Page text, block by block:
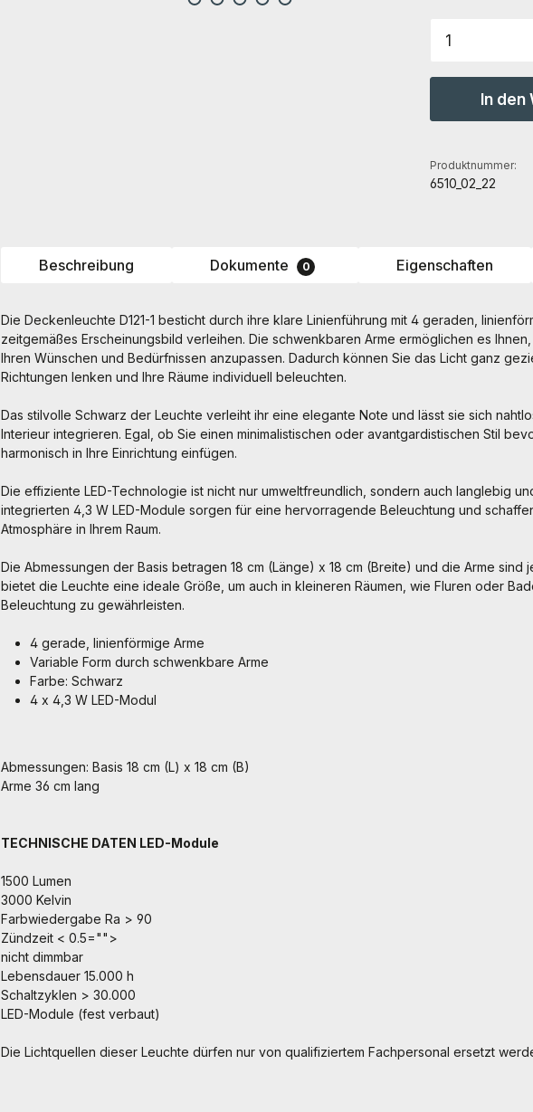
Produkt
In den
Produktnummer:
6510_02_22
Beschreibung Dokumente 0 Eigenschaften
Die Deckenleuchte D121-1 besticht durch ihre klare Linienführung mit 4 geraden,
zeitgemäßes Erscheinungsbild verleihen. Die schwenkbaren Arme ermöglichen es
Ihren Wünschen und Bedürfnissen anzupassen. Dadurch können Sie das Licht ganz
Richtungen lenken und Ihre Räume individuell beleuchten.
Das stilvolle Schwarz der Leuchte verleiht ihr eine elegante Note und lässt sie sich
Interieur integrieren. Egal, ob Sie einen minimalistischen oder avantgardistischen Stil
harmonisch in Ihre Einrichtung einfügen.
Die effiziente LED-Technologie ist nicht nur umweltfreundlich, sondern auch langlebig
integrierten 4,3 W LED-Module sorgen für eine hervorragende Beleuchtung und
Atmosphäre in Ihrem Raum.
Die Abmessungen der Basis betragen 18 cm (Länge) x 18 cm (Breite) und die Arme sind
bietet die Leuchte eine ideale Größe, um auch in kleineren Räumen, wie Fluren oder
Beleuchtung zu gewährleisten.
4 gerade, linienförmige Arme
Variable Form durch schwenkbare Arme
Farbe: Schwarz
4 x 4,3 W LED-Modul
Abmessungen: Basis 18 cm (L) x 18 cm (B)
Arme 36 cm lang
TECHNISCHE DATEN LED-Module
1500 Lumen
3000 Kelvin
Farbwiedergabe Ra > 90
Zündzeit < 0.5="">
nicht dimmbar
Lebensdauer 15.000 h
Schaltzyklen > 30.000
LED-Module (fest verbaut)
Die Lichtquellen dieser Leuchte dürfen nur von qualifiziertem Fachpersonal ersetzt